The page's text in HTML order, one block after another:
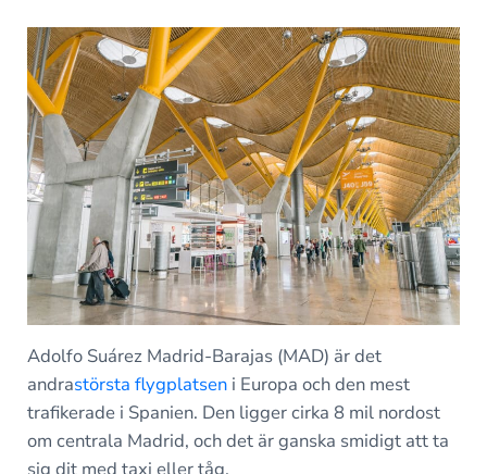
Adolfo Suárez Madrid-Barajas (MAD) är det
andrastörsta flygplatseni Europa och den mest
trafikerade i Spanien. Den ligger cirka 8 mil nordost
om centrala Madrid, och det är ganska smidigt att ta